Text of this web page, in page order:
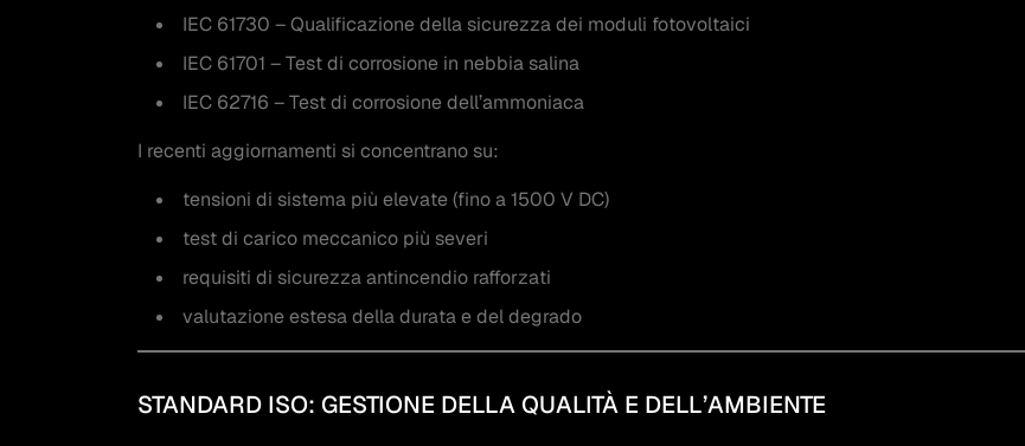
IEC 61730 – Qualificazione della sicurezza dei moduli fotovoltaici
IEC 61701 – Test di corrosione in nebbia salina
IEC 62716 – Test di corrosione dell’ammoniaca
I recenti aggiornamenti si concentrano su:
tensioni di sistema più elevate (fino a 1500 V DC)
test di carico meccanico più severi
requisiti di sicurezza antincendio rafforzati
valutazione estesa della durata e del degrado
STANDARD ISO: GESTIONE DELLA QUALITÀ E DELL’AMBIENTE